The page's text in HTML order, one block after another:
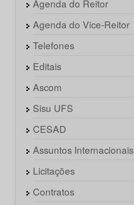
Agenda do Reitor
Agenda do Vice-Reitor
Telefones
Editais
Ascom
Sisu UFS
CESAD
Assuntos Internacionais
Licitações
Contratos